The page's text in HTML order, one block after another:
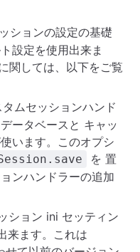
ションの設定の基礎
設定を使用出来ま
関しては、以下をご覧
ムセッションハンド
ータベースと キャッ
います。このオプシ
を 置
ンハンドラーの追加
ション ini セッティン
来ます。これは